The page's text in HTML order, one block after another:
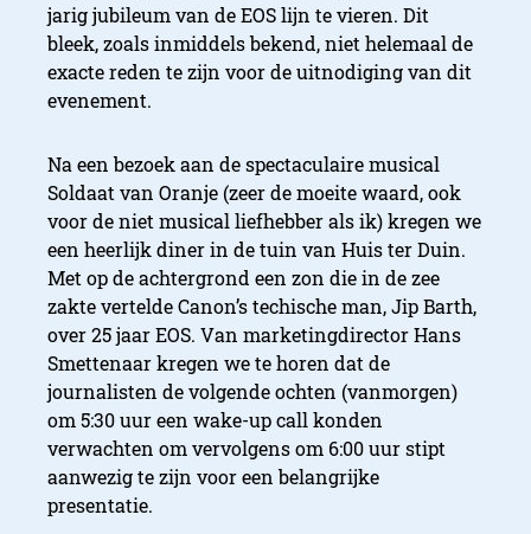
jarig jubileum van de EOS lijn te vieren. Dit
bleek, zoals inmiddels bekend, niet helemaal de
exacte reden te zijn voor de uitnodiging van dit
evenement.
Na een bezoek aan de spectaculaire musical
Soldaat van Oranje (zeer de moeite waard, ook
voor de niet musical liefhebber als ik) kregen we
een heerlijk diner in de tuin van Huis ter Duin.
Met op de achtergrond een zon die in de zee
zakte vertelde Canon’s techische man,Jip Barth,
over 25 jaar EOS. Van marketingdirectorHans
Smettenaarkregen we te horen dat de
journalisten de volgende ochten (vanmorgen)
om 5:30 uur een wake-up call konden
verwachten om vervolgens om 6:00 uur stipt
aanwezig te zijn voor een belangrijke
presentatie.